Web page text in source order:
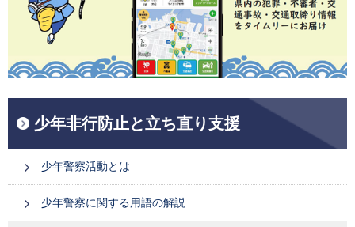
少年非行防止と立ち直り支援
少年警察活動とは
少年警察に関する用語の解説